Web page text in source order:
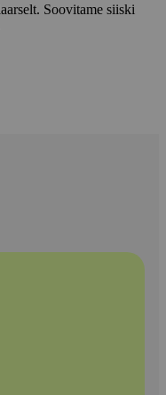
Soovitame siiski